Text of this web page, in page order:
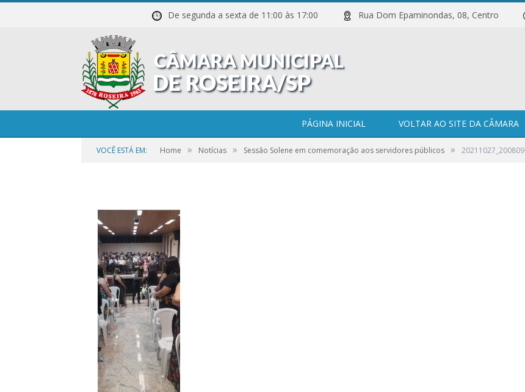
De segunda a sexta de 11:00 às 17:00 Rua Dom Epaminondas, 08, Centro
PÁGINA INICIAL VOLTAR AO SITE DA CÂMARA
VOCÊ ESTÁ EM: Home » Notícias » Sessão Solene em comemoração aos servidores públicos » 20211027_200809